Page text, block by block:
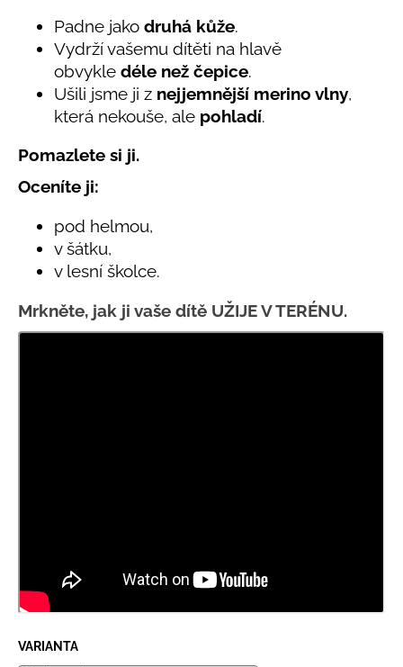
hvězdiček.
Padne jako druhá kůže.
Vydrží vašemu dítěti na hlavě
obvykle déle než čepice.
Ušili jsme ji z nejjemnější merino vlny,
která nekouše, ale pohladí.
Pomazlete si ji.
Oceníte ji:
pod helmou,
v šátku,
v lesní školce.
Mrkněte, jak ji vaše dítě UŽIJE V TERÉNU.
VARIANTA
LETNÍ
UV
MODRÁ
395